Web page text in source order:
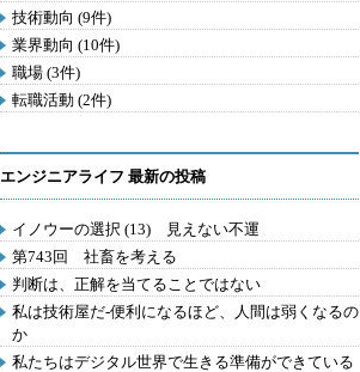
技術動向 (9件)
業界動向 (10件)
職場 (3件)
転職活動 (2件)
エンジニアライフ 最新の投稿
イノウーの選択 (13) 見えない不運
第743回 社畜を考える
判断は、正解を当てることではない
私は技術屋だ-便利になるほど、人間は弱くなるの
か
私たちはデジタル世界で生きる準備ができている